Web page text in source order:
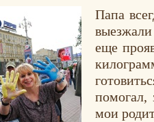
Папа
еще
помогал,
мои